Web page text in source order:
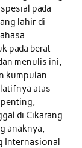
pada
lahir di
pada berat
menulis ini,
kumpulan
atas
di Cikarang
anaknya,
Internasional